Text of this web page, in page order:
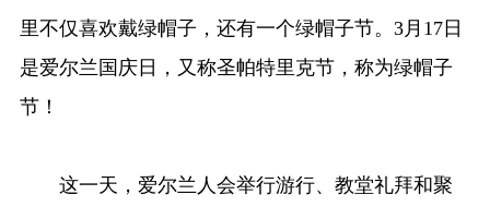
里不仅喜欢戴绿帽子，还有一个绿帽子节。3月17日
是爱尔兰国庆日，又称圣帕特里克节，称为绿帽子
节！
这一天，爱尔兰人会举行游行、教堂礼拜和聚